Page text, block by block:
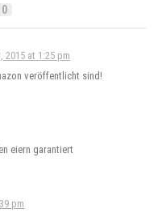
0
2015 at 1:25 pm
veröffentlicht sind!
eiern garantiert
pm